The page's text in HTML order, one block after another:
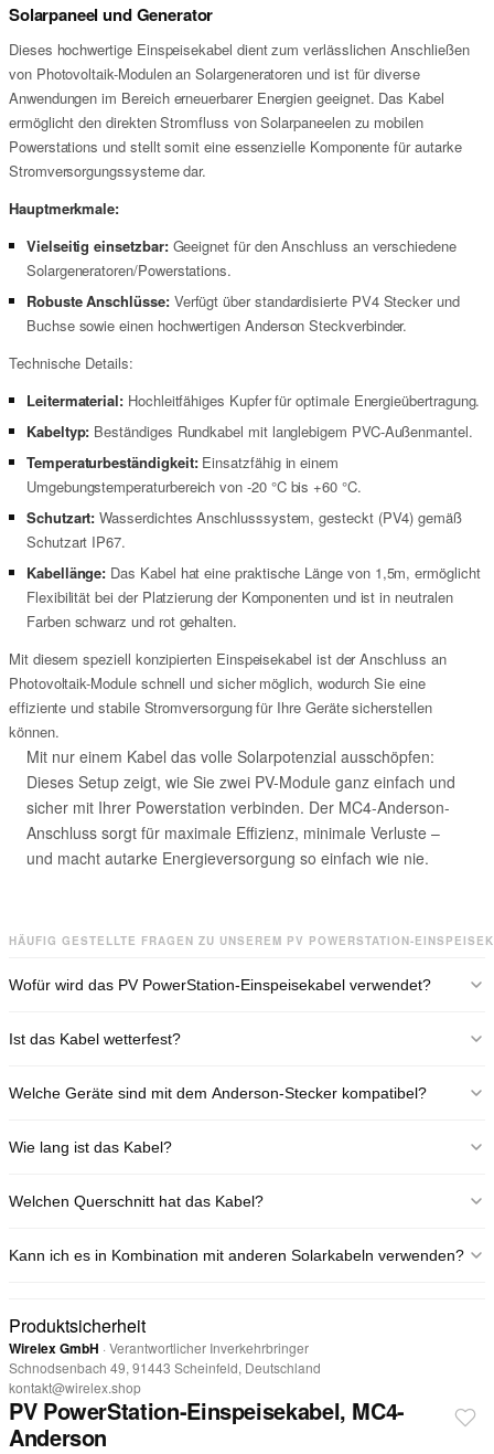
Solarpaneel und Generator
Dieses hochwertige Einspeisekabel dient zum verlässlichen Anschließen
von Photovoltaik-Modulen an Solargeneratoren und ist für diverse
Anwendungen im Bereich erneuerbarer Energien geeignet. Das Kabel
ermöglicht den direkten Stromfluss von Solarpaneelen zu mobilen
Powerstations und stellt somit eine essenzielle Komponente für autarke
Stromversorgungssysteme dar.
Hauptmerkmale:
Vielseitig einsetzbar:Geeignet für den Anschluss an verschiedene
Solargeneratoren/Powerstations.
Robuste Anschlüsse:Verfügt über standardisierte PV4 Stecker und
Buchse sowie einen hochwertigen Anderson Steckverbinder.
Technische Details:
Leitermaterial: Hochleitfähiges Kupfer für optimale Energieübertragung.
Kabeltyp: Beständiges Rundkabel mit langlebigem PVC-Außenmantel.
Temperaturbeständigkeit:Einsatzfähig in einem
Umgebungstemperaturbereich von -20 °C bis +60 °C.
Schutzart: Wasserdichtes Anschlusssystem, gesteckt (PV4) gemäß
Schutzart IP67.
Kabellänge: Das Kabel hat eine praktische Länge von 1,5m, ermöglicht
Flexibilität bei der Platzierung der Komponenten und ist in neutralen
Farben schwarz und rot gehalten.
Mit diesem speziell konzipierten Einspeisekabel ist der Anschluss an
Photovoltaik-Module schnell und sicher möglich, wodurch Sie eine
effiziente und stabile Stromversorgung für Ihre Geräte sicherstellen
können.
Mit nur einem Kabel das volle Solarpotenzial ausschöpfen:
Dieses Setup zeigt, wie Sie zwei PV-Module ganz einfach und
sicher mit Ihrer Powerstation verbinden. Der MC4-Anderson-
Anschluss sorgt für maximale Effizienz, minimale Verluste –
und macht autarke Energieversorgung so einfach wie nie.
HÄUFIG GESTELLTE FRAGEN ZU UNSEREM PV POWERSTATION-
Wofür wird das PV PowerStation-Einspeisekabel verwendet?
Anderson-Steckverbinder – für netzunabhängige Energieversorgung.
Ist das Kabel wetterfest?
geschützt und damit ideal für den Außeneinsatz geeignet.
Welche Geräte sind mit dem Anderson-Stecker kompatibel?
EcoFlow, Anker und ähnliche Modelle.
Wie lang ist das Kabel?
Installationen in der Nähe der Solarpanels.
Welchen Querschnitt hat das Kabel?
für effiziente Energieübertragung (z. B. 4 mm²).
Kann ich es in Kombination mit anderen Solarkabeln verwenden?
anderen Solarkomponenten kombinieren.
Produktsicherheit
Wirelex GmbH · Verantwortlicher Inverkehrbringer
Schnodsenbach 49, 91443 Scheinfeld, Deutschland
kontakt@wirelex.shop
PV PowerStation-Einspeisekabel, MC4-
Anderson